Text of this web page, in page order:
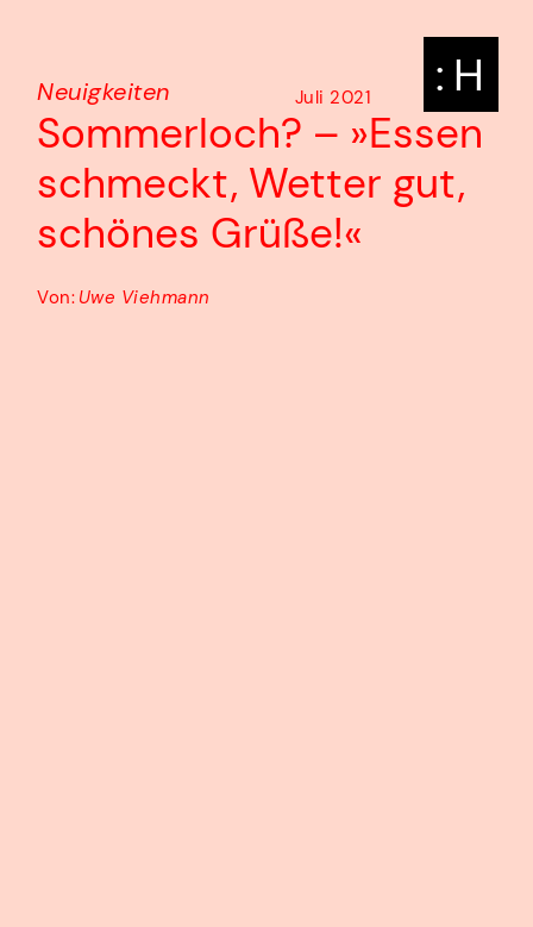
: H
Juli 2021
Neuigkeiten
Sommerloch? – »Essen
schmeckt, Wetter gut,
schönes Grüße!«
Von: Uwe Viehmann